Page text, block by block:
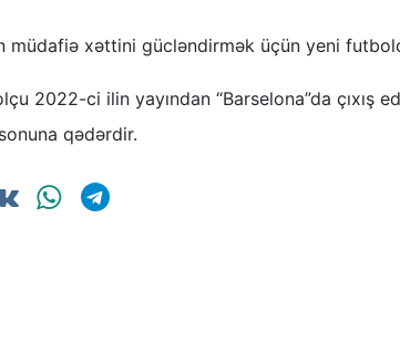
müdafiə xəttini gücləndirmək üçün yeni
2022-ci ilin yayından “Barselona”da
qədərdir.